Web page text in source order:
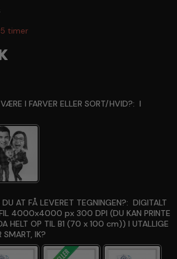
timer
I FARVER ELLER SORT/HVID?: I
AT FÅ LEVERET TEGNINGEN?: DIGITALT
4000x4000 px 300 DPI (DU KAN PRINTE
HELT OP TIL B1 (70 x 100 cm)) I UTALLIGE
SMART, IK?